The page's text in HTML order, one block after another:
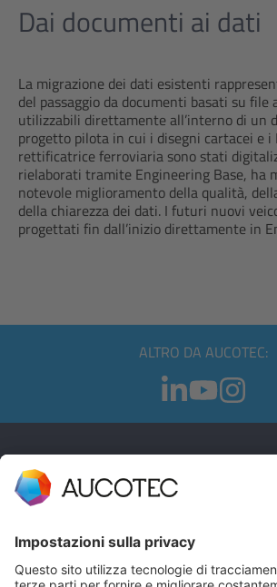
Dai documenti ai dati
La migrazione dei dati esistenti
del passaggio da documenti basati su file
utilizzabili direttamente all’interno di un
progetto pilota in cui i disegni cartacei e i
rettificatrice ferroviaria sono stati
rielaborati tramite Engineering Base, ha
notevole miglioramento della qualità,
della chiarezza dei dati. I futuri nuovi
progettati fin dall’inizio direttamente in
ALTRO DA AUCOTEC:
CONTATTI
Telefono +49 511 6103 0